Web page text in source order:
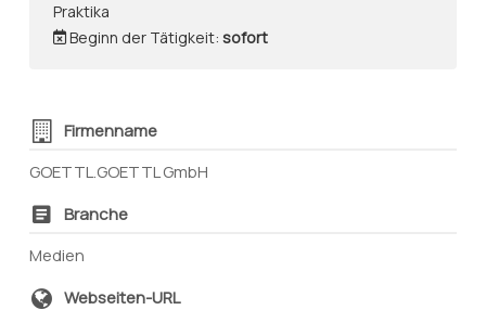
Praktika
Beginn der Tätigkeit: sofort
Firmenname
GOETTL.GOETTL GmbH
Branche
Medien
Webseiten-URL